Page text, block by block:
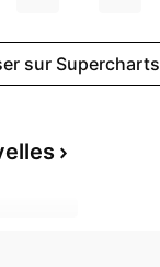
sur Supercharts